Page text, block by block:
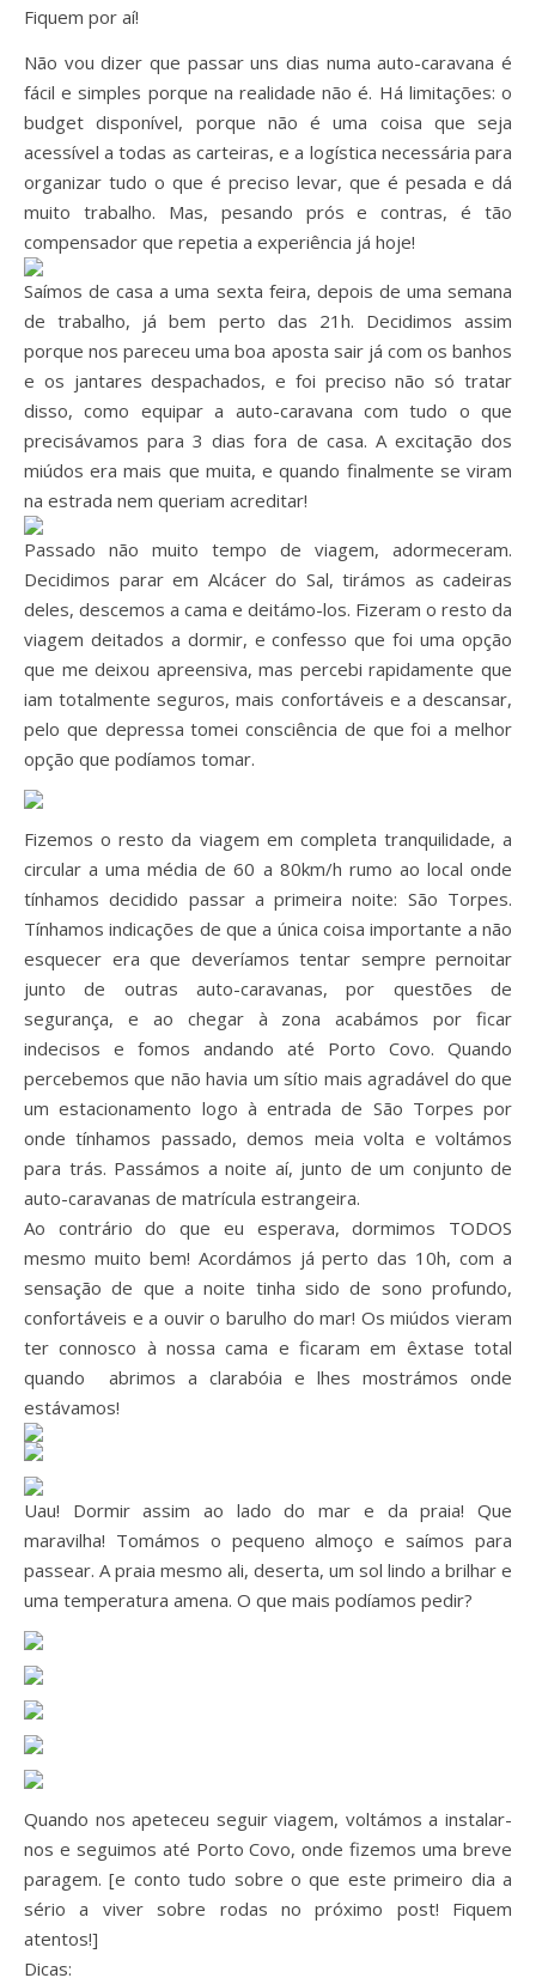
Fiquem por aí!
Não vou dizer que passar uns dias numa auto-caravana é
fácil e simples porque na realidade não é. Há limitações: o
budget disponível, porque não é uma coisa que seja
acessível a todas as carteiras, e a logística necessária para
organizar tudo o que é preciso levar, que é pesada e dá
muito trabalho. Mas, pesando prós e contras, é tão
compensador que repetia a experiência já hoje!
Saímos de casa a uma sexta feira, depois de uma semana
de trabalho, já bem perto das 21h. Decidimos assim
porque nos pareceu uma boa aposta sair já com os banhos
e os jantares despachados, e foi preciso não só tratar
disso, como equipar a auto-caravana com tudo o que
precisávamos para 3 dias fora de casa. A excitação dos
miúdos era mais que muita, e quando finalmente se viram
na estrada nem queriam acreditar!
Passado não muito tempo de viagem, adormeceram.
Decidimos parar em Alcácer do Sal, tirámos as cadeiras
deles, descemos a cama e deitámo-los. Fizeram o resto da
viagem deitados a dormir, e confesso que foi uma opção
que me deixou apreensiva, mas percebi rapidamente que
iam totalmente seguros, mais confortáveis e a descansar,
pelo que depressa tomei consciência de que foi a melhor
opção que podíamos tomar.
Fizemos o resto da viagem em completa tranquilidade, a
circular a uma média de 60 a 80km/h rumo ao local onde
tínhamos decidido passar a primeira noite: São Torpes.
Tínhamos indicações de que a única coisa importante a não
esquecer era que deveríamos tentar sempre pernoitar
junto de outras auto-caravanas, por questões de
segurança, e ao chegar à zona acabámos por ficar
indecisos e fomos andando até Porto Covo. Quando
percebemos que não havia um sítio mais agradável do que
um estacionamento logo à entrada de São Torpes por
onde tínhamos passado, demos meia volta e voltámos
para trás. Passámos a noite aí, junto de um conjunto de
auto-caravanas de matrícula estrangeira.
Ao contrário do que eu esperava, dormimos TODOS
mesmo muito bem! Acordámos já perto das 10h, com a
sensação de que a noite tinha sido de sono profundo,
confortáveis e a ouvir o barulho do mar! Os miúdos vieram
ter connosco à nossa cama e ficaram em êxtase total
quando abrimos a clarabóia e lhes mostrámos onde
estávamos!
Uau! Dormir assim ao lado do mar e da praia! Que
maravilha! Tomámos o pequeno almoço e saímos para
passear. A praia mesmo ali, deserta, um sol lindo a brilhar e
uma temperatura amena. O que mais podíamos pedir?
Quando nos apeteceu seguir viagem, voltámos a instalar-
nos e seguimos até Porto Covo, onde fizemos uma breve
paragem. [e conto tudo sobre o que este primeiro dia a
sério a viver sobre rodas no próximo post! Fiquem
atentos!]
Dicas: